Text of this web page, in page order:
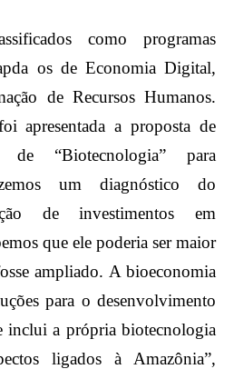
como programas
os de Economia Digital,
de Recursos Humanos.
apresentada a proposta de
“Biotecnologia” para
um diagnóstico do
de investimentos em
que ele poderia ser maior
ampliado. A bioeconomia
para o desenvolvimento
inclui a própria biotecnologia
ligados à Amazônia”,